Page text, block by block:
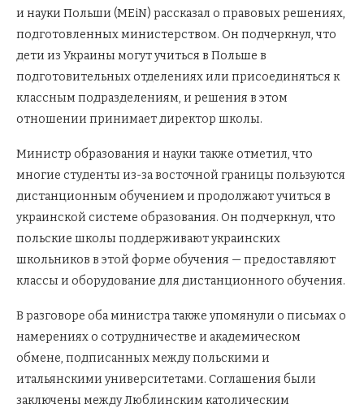
и науки Польши (MEiN) рассказал о правовых решениях,
подготовленных министерством. Он подчеркнул, что
дети из Украины могут учиться в Польше в
подготовительных отделениях или присоединяться к
классным подразделениям, и решения в этом
отношении принимает директор школы.
Министр образования и науки также отметил, что
многие студенты из-за восточной границы пользуются
дистанционным обучением и продолжают учиться в
украинской системе образования. Он подчеркнул, что
польские школы поддерживают украинских
школьников в этой форме обучения — предоставляют
классы и оборудование для дистанционного обучения.
В разговоре оба министра также упомянули о письмах о
намерениях о сотрудничестве и академическом
обмене, подписанных между польскими и
итальянскими университетами. Соглашения были
заключены между Люблинским католическим